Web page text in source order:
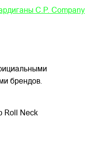
C.P. Company
брендов.
Roll Neck